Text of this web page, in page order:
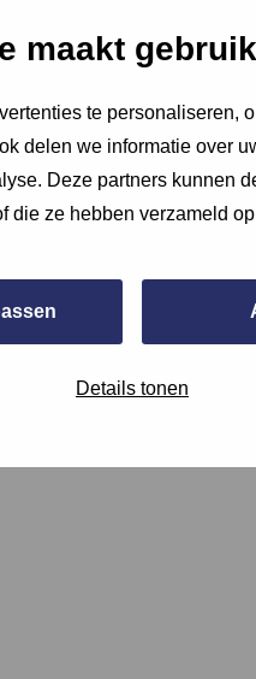
maakt
te personaliseren,
delen we informatie over
Deze partners kunnen
die ze hebben verzameld
Details tonen
en C uit het PvE Frisse
Voeg deze bij